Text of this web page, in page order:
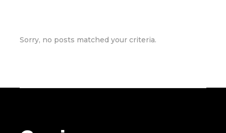
Sorry, no posts matched your criteria.